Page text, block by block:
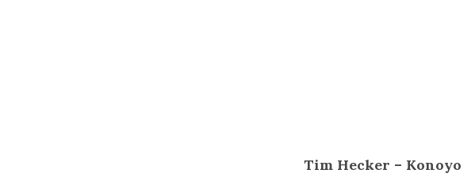
Tim Hecker – Konoyo